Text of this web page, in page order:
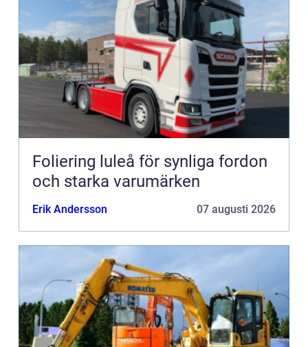
Foliering luleå för synliga fordon
och starka varumärken
Erik Andersson 07 augusti 2026